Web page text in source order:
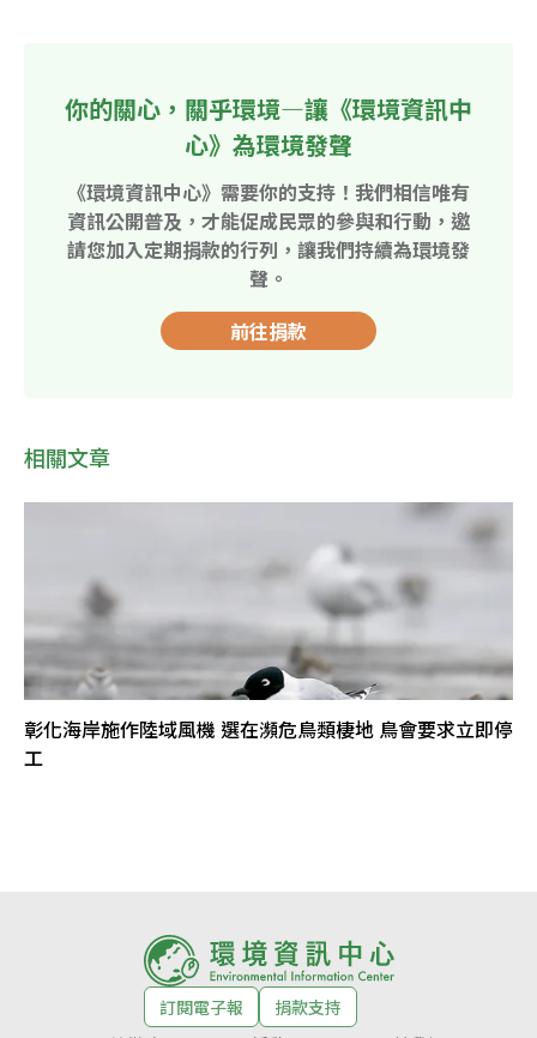
你的關心，關乎環境—讓《環境資訊中
心》為環境發聲
《環境資訊中心》需要你的支持！我們相信唯有
資訊公開普及，才能促成民眾的參與和行動，邀
請您加入定期捐款的行列，讓我們持續為環境發
聲。
前往捐款
相關文章
彰化海岸施作陸域風機 選在瀕危鳥類棲地 鳥會要求立即停
工
訂閱電子報
捐款支持